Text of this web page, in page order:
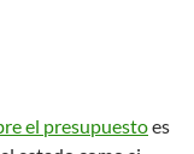
el presupuestoes